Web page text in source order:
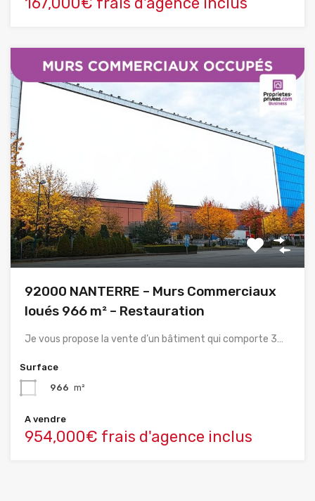
92000 NANTERRE – Murs Commerciaux
loués 966 m² – Restauration
Je vous propose la vente d’un bâtiment qui comporte 3…
Surface
966 m²
A vendre
954,000€ frais d'agence inclus